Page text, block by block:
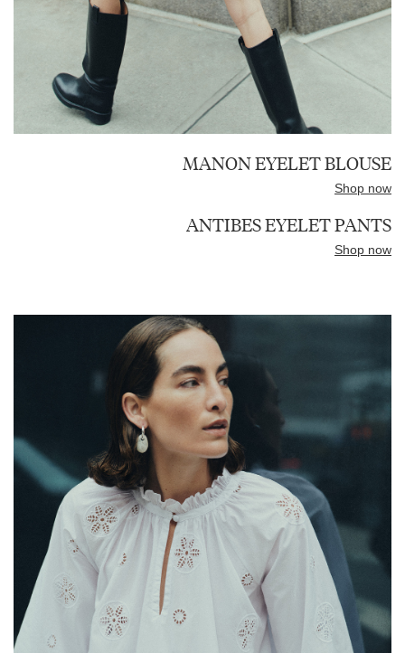
MANON EYELET BLOUSE
Shop now
ANTIBES EYELET PANTS
Shop now